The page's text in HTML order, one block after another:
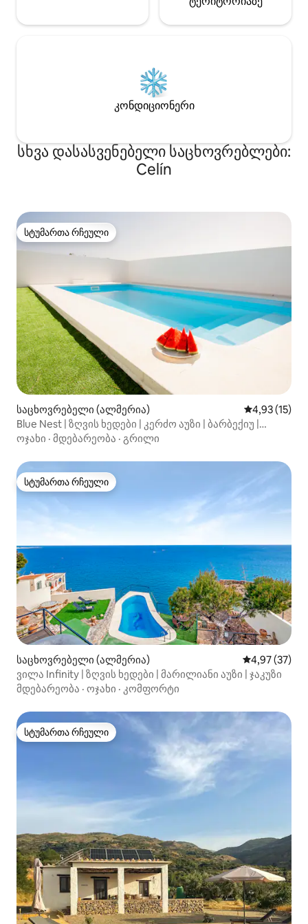
კონდიციონერი
სხვა დასასვენებელი საცხოვრებლები:
Celín
სტუმართა რჩეული
სტუმართა რჩეული
საცხოვრებელი (ალმერია) საშუალო
4,93 (15)
Blue Nest | ზღვის ხედები | კერძო აუზი | ბარბექიუ |
კონდიციონერი
ოჯახი · მდებარეობა · გრილი
სტუმართა რჩეული
სტუმართა რჩეული
საცხოვრებელი (ალმერია) საშუალო
4,97 (37)
ვილა Infinity | ზღვის ხედები | მარილიანი აუზი | ჯაკუზი
მდებარეობა · ოჯახი · კომფორტი
სტუმართა რჩეული
სტუმართა რჩეული